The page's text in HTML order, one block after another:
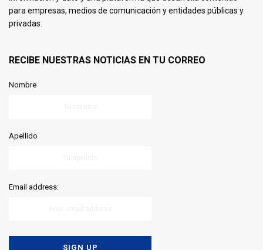
para empresas, medios de comunicación y entidades públicas y
privadas.
RECIBE NUESTRAS NOTICIAS EN TU CORREO
Nombre
Apellido
Email address: